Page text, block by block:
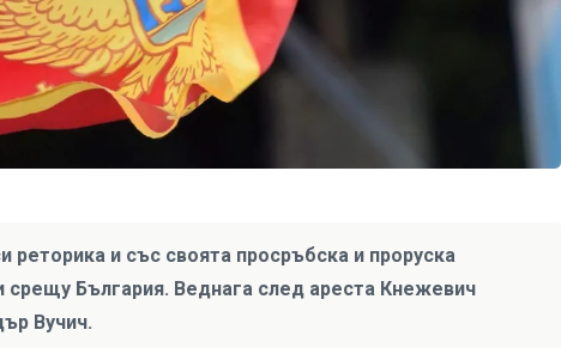
и със своята просръбска и проруска
срещу България. Веднага след ареста Кнежевич
Вучич.